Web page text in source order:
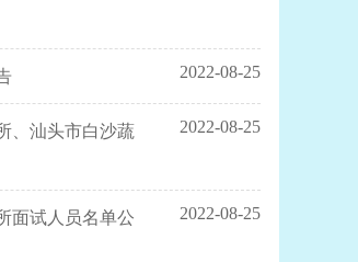
2022-08-25
、汕头市白沙蔬
2022-08-25
面试人员名单公
2022-08-25